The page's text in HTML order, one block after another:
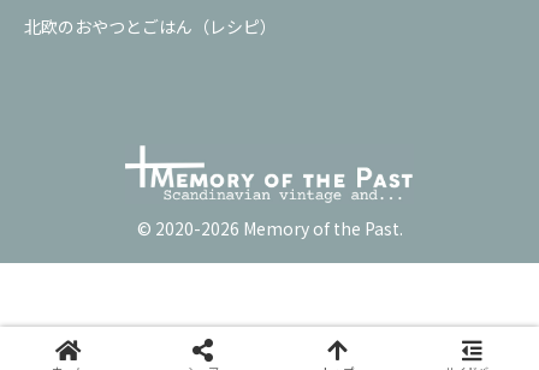
北欧のおやつとごはん（レシピ）
© 2020-2026 Memory of the Past.